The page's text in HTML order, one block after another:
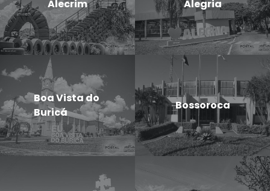
Alecrim Alegria
Boa Vista do
Buricá
Bossoroca